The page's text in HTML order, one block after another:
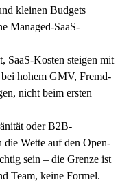
kleinen Budgets
Managed-SaaS-
SaaS-Kosten steigen mit
hohem GMV, Fremd-
nicht beim ersten
oder B2B-
die Wette auf den Open-
sein – die Grenze ist
Team, keine Formel.